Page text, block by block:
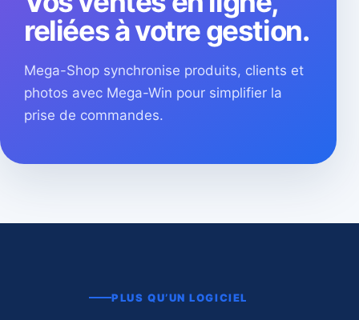
reliées à votre gestion.
Mega-Shop synchronise produits, clients et
photos avec Mega-Win pour simplifier la
prise de commandes.
PLUS QU’UN LOGICIEL